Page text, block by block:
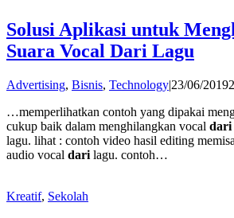
Solusi Aplikasi untuk
Suara Vocal Dari Lagu
Advertising, Bisnis, Technology|23/06/2019
…memperlihatkan contoh yang dipakai
cukup baik dalam menghilangkan vocal dari
lagu. lihat : contoh video hasil editing
audio vocal dari lagu. contoh…
Kreatif, Sekolah